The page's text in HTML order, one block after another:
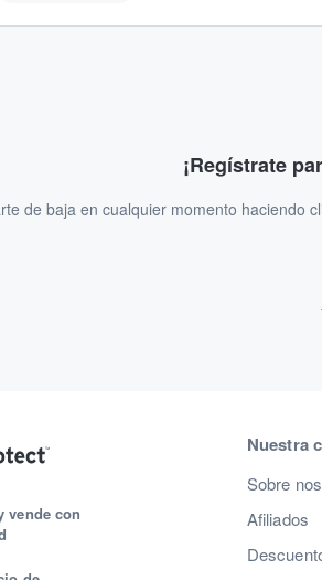
¡Regístrate
de baja en cualquier momento haciendo
vende con
Nuestra
Sobre
Afiliados